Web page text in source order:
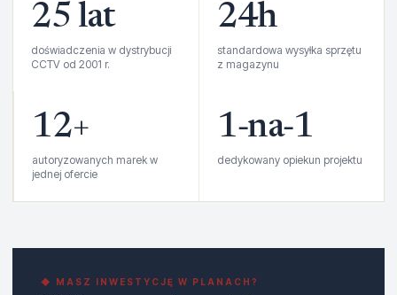
25 lat
doświadczenia w dystrybucji
CCTV od 2001 r.
24h
standardowa wysyłka sprzętu
z magazynu
12+
autoryzowanych marek w
jednej ofercie
1‑na‑1
dedykowany opiekun projektu
◆ MASZ INWESTYCJĘ W PLANACH?